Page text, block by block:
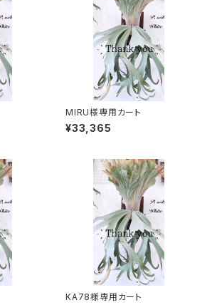
MIRU様専用カート
¥33,365
KA78様専用カート